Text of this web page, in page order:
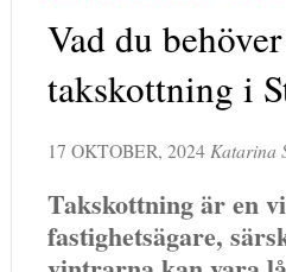
Vad du
takskottning i
17 OKTOBER, 2024 Katarina
Takskottning är en
fastighetsägare,